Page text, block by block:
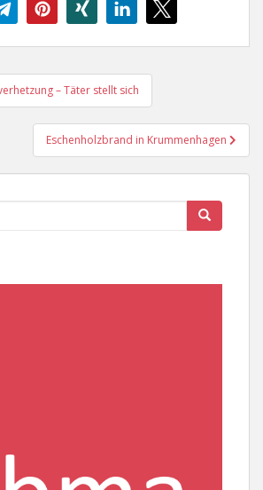
– Täter stellt sich
Eschenholzbrand in Krummenhagen